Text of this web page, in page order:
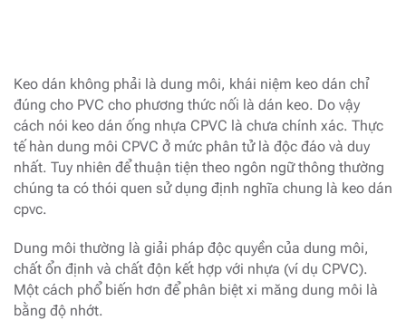
Keo dán không phải là dung môi, khái niệm keo dán chỉ
đúng cho PVC cho phương thức nối là dán keo. Do vậy
cách nói keo dán ống nhựa CPVC là chưa chính xác. Thực
tế hàn dung môi CPVC ở mức phân tử là độc đáo và duy
nhất. Tuy nhiên để thuận tiện theo ngôn ngữ thông thường
chúng ta có thói quen sử dụng định nghĩa chung là keo dán
cpvc.
Dung môi thường là giải pháp độc quyền của dung môi,
chất ổn định và chất độn kết hợp với nhựa (ví dụ CPVC).
Một cách phổ biến hơn để phân biệt xi măng dung môi là
bằng độ nhớt.